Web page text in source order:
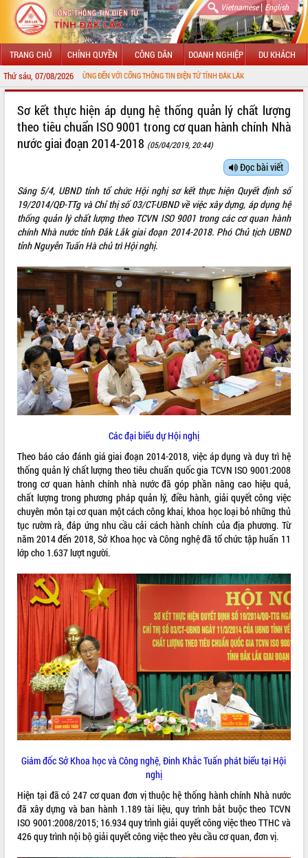
Vietnamese| English
TRANG CHỦ CHÍNH QUYỀN CÔNG DÂN DOANH NGHIỆP DU KHÁCH
Thứ sáu, 07/08/2026
MỪNG ĐẾN VỚI CỔNG THÔNG TIN ĐIỆN TỬ TỈNH ĐẮK LẮK
LÃNH ĐẠO UBND TỈNH
SỞ, BAN, NGÀNH
UBND CÁC XÃ, PHƯỜNG
THÔNG TIN CHỈ ĐẠO ĐIỀU HÀNH
HỆ THỐNG VĂN BẢN
VĂN BẢN HĐND TỈNH
ĐIỂM TIN VĂN BẢN
QUY HOẠCH - KẾ HOẠCH
VIDEO
Loading the player...
Khám bệnh, cấp phát thuốc miễn phí
và tặng quà người dân xã Cư Pui
Hội nghị UBND tỉnh Đắk Lắk thường kỳ
tháng 7/2026
Nam Anh hùng” và trao Huân chương
UBND tỉnh Đắk Lắk triển khai nhiệm
vụ 6 tháng cuối năm 2026
Kỳ họp thứ Hai, Hội đồng nhân dân
tỉnh khóa XI quyết nghị nhiều nội dung
Sơ kết thực hiện áp dụng hệ thống quản lý chất lượng
theo tiêu chuẩn ISO 9001 trong cơ quan hành chính Nhà
nước giai đoạn 2014-2018 (05/04/2019, 20:44)
Đọc bài viết
Sáng 5/4, UBND tỉnh tổ chức Hội nghị sơ kết thực hiện Quyết định số
19/2014/QĐ-TTg và Chỉ thị số 03/CT-UBND về việc xây dựng, áp dụng hệ
thống quản lý chất lượng theo TCVN ISO 9001 trong các cơ quan hành
chính Nhà nước tỉnh Đắk Lắk giai đoạn 2014-2018. Phó Chủ tịch UBND
tỉnh Nguyễn Tuấn Hà chủ trì Hội nghị.
Các đại biểu dự Hội nghị
Theo báo cáo đánh giá giai đoạn 2014-2018, việc áp dụng và duy trì hệ
thống quản lý chất lượng theo tiêu chuẩn quốc gia TCVN ISO 9001:2008
trong cơ quan hành chính nhà nước đã góp phần nâng cao hiệu quả,
chất lượng trong phương pháp quản lý, điều hành, giải quyết công việc
chuyên môn tại cơ quan một cách công khai, khoa học loại bỏ những thủ
tục rườm rà, đáp ứng nhu cầu cải cách hành chính của địa phương. Từ
năm 2014 đến 2018, Sở Khoa học và Công nghệ đã tổ chức tập huấn 11
lớp cho 1.637 lượt người.
Giám đốc Sở Khoa học và Công nghệ, Đinh Khắc Tuấn phát biểu tại Hội
nghị
Hiện tại đã có 247 cơ quan đơn vị thuộc hệ thống hành chính Nhà nước
đã xây dựng và ban hành 1.189 tài liệu, quy trình bắt buộc theo TCVN
ISO 9001:2008/2015; 16.934 quy trình giải quyết công việc theo TTHC và
426 quy trình nội bộ giải quyết công việc theo yêu cầu cơ quan, đơn vị.